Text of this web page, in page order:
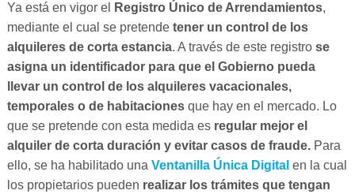
Ya está en vigor el Registro Único de Arrendamientos,
mediante el cual se pretende tener un control de los
alquileres de corta estancia. A través de este registro se
asigna un identificador para que el Gobierno pueda
llevar un control de los alquileres vacacionales,
temporales o de habitacionesque hay en el mercado. Lo
que se pretende con esta medida es regular mejor el
alquiler de corta duración y evitar casos de fraude. Para
ello, se ha habilitado una Ventanilla Única Digital en la cual
los propietarios pueden realizar los trámites que tengan